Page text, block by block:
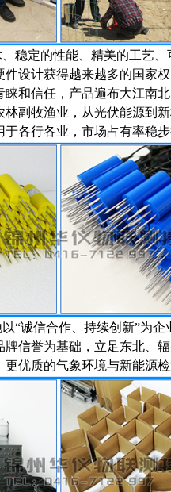
、稳定的性能、精美的工艺
设计获得越来越多的国家
和信任，产品遍布大江南
林副牧渔业，从光伏能源到
于各行各业，市场占有率稳
“诚信合作、持续创新”为
信誉为基础，立足东北、
优质的气象环境与新能源检